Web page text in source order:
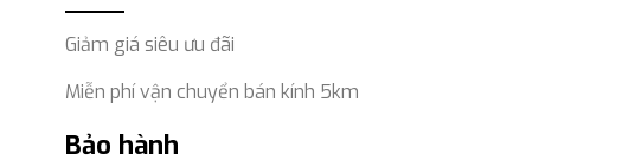
Giảm giá siêu ưu đãi
Miễn phí vận chuyển bán kính 5km
Bảo hành